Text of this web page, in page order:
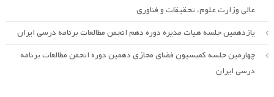
عالی وزارت علوم، تحقیقات و فناوری
یازدهمین جلسه هیات مدیره دوره دهم انجمن مطالعات برنامه درسی ایران
چهارمین جلسه کمیسیون فضای مجازی دهمین دوره انجمن مطالعات برنامه
درسی ایران